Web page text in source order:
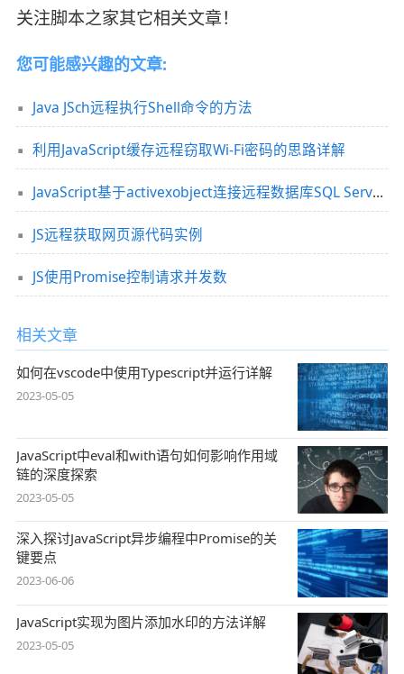
关注脚本之家其它相关文章！
您可能感兴趣的文章:
Java JSch远程执行Shell命令的方法
利用JavaScript缓存远程窃取Wi-Fi密码的思路详解
JavaScript基于activexobject连接远程数据库SQL Server 2014的方法
JS远程获取网页源代码实例
JS使用Promise控制请求并发数
相关文章
如何在vscode中使用Typescript并运行详解
2023-05-05
JavaScript中eval和with语句如何影响作用域
链的深度探索
2023-05-05
深入探讨JavaScript异步编程中Promise的关
键要点
2023-06-06
JavaScript实现为图片添加水印的方法详解
2023-05-05